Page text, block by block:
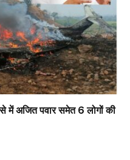
में अजित पवार समेत 6 लोगों की